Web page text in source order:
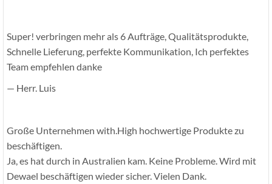
Super! verbringen mehr als 6 Aufträge, Qualitätsprodukte,
Schnelle Lieferung, perfekte Kommunikation, Ich perfektes
Team empfehlen danke
— Herr. Luis
Große Unternehmen with.High hochwertige Produkte zu
beschäftigen.
Ja, es hat durch in Australien kam. Keine Probleme. Wird mit
Dewael beschäftigen wieder sicher. Vielen Dank.